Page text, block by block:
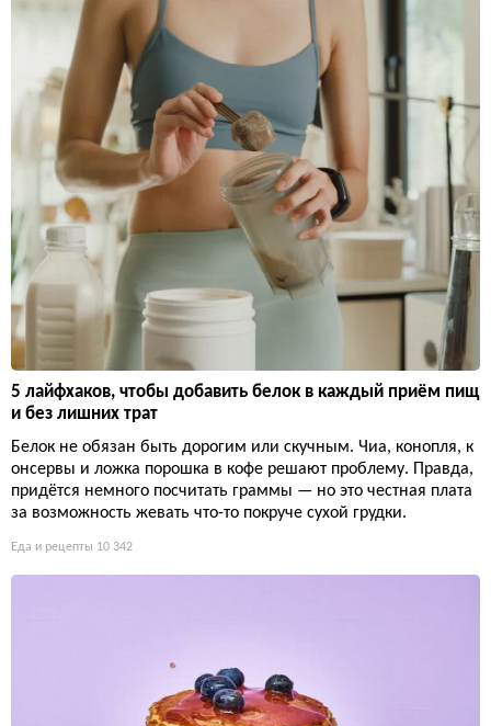
5 лайфхаков, чтобы добавить белок в каждый приём пищ
и без лишних трат
Белок не обязан быть дорогим или скучным. Чиа, конопля, к
онсервы и ложка порошка в кофе решают проблему. Правда,
придётся немного посчитать граммы — но это честная плата
за возможность жевать что-то покруче сухой грудки.
Еда и рецепты 10 342